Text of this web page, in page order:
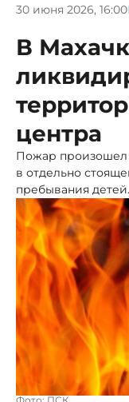
30 июня 2026, 16:00
В
центра
Пожар произошел
в отдельно
пребывания детей.